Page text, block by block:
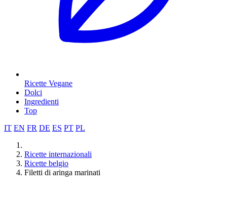
Ricette Vegane
Dolci
Ingredienti
Top
IT EN FR DE ES PT PL
Ricette internazionali
Ricette belgio
Filetti di aringa marinati